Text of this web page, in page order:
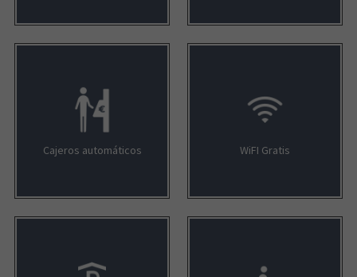
Cajeros automáticos WiFI Gratis